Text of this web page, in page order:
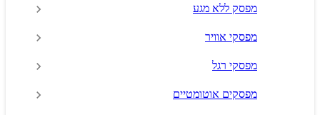
מפסק ללא מגע
מפסקי אוויר
מפסקי רגל
מפסקים אוטומטיים